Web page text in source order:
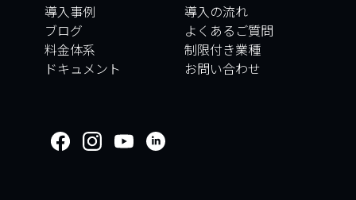
導入事例
ブログ
料金体系
ドキュメント
導入の流れ
よくあるご質問
制限付き業種
お問い合わせ